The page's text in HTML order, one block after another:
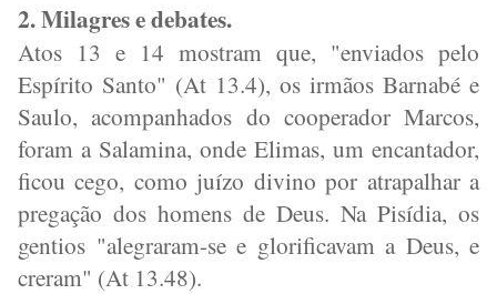
2. Milagres e debates.
Atos 13 e 14 mostram que, "enviados pelo
Espírito Santo" (At 13.4), os irmãos Barnabé e
Saulo, acompanhados do cooperador Marcos,
foram a Salamina, onde Elimas, um encantador,
ficou cego, como juízo divino por atrapalhar a
pregação dos homens de Deus. Na Pisídia, os
gentios "alegraram-se e glorificavam a Deus, e
creram" (At 13.48).